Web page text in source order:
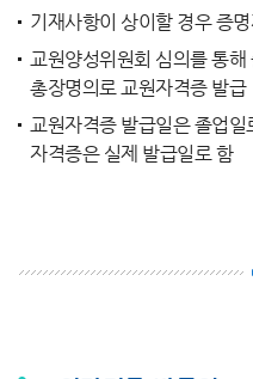
기재사항이 상이할 경우 증
교원양성위원회 심의를 통
총장명의로 교원자격증 발급
교원자격증 발급일은 졸업
자격증은 실제 발급일로 함